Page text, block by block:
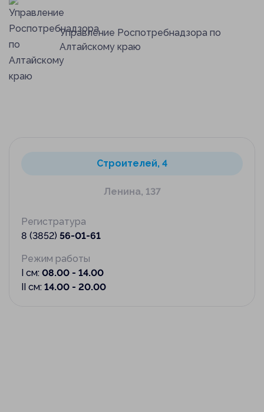
Управление Роспотребнадзора по
Алтайскому краю
Строителей, 4
Ленина, 137
Регистратура
8 (3852) 56-01-61
Режим работы
I см: 08.00 - 14.00
II см: 14.00 - 20.00